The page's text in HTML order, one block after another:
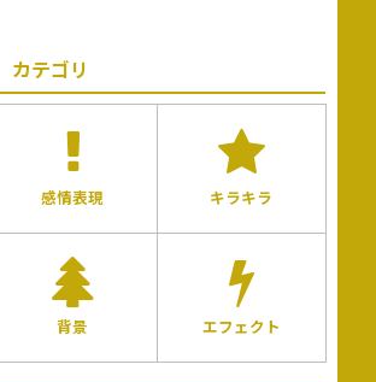
カテゴリ
感情表現 キラキラ
背景 エフェクト